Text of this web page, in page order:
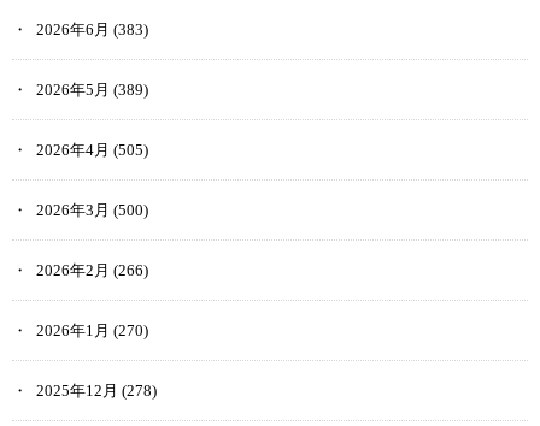
2026年6月 (383)
2026年5月 (389)
2026年4月 (505)
2026年3月 (500)
2026年2月 (266)
2026年1月 (270)
2025年12月 (278)